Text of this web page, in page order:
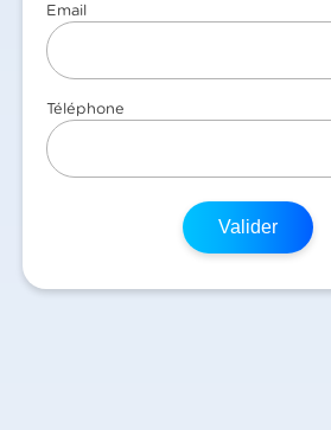
Email
Téléphone
Valider